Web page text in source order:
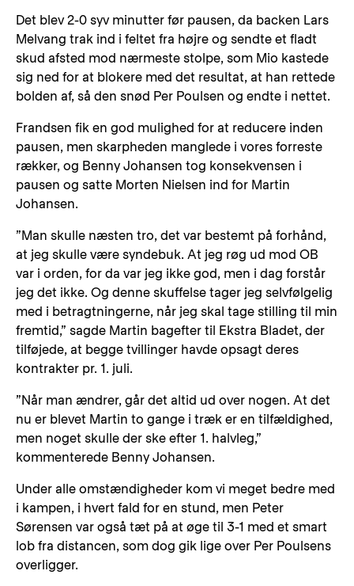
Det blev 2-0 syv minutter før pausen, da backen Lars
Melvang trak ind i feltet fra højre og sendte et fladt
skud afsted mod nærmeste stolpe, som Mio kastede
sig ned for at blokere med det resultat, at han rettede
bolden af, så den snød Per Poulsen og endte i nettet.
Frandsen fik en god mulighed for at reducere inden
pausen, men skarpheden manglede i vores forreste
rækker, og Benny Johansen tog konsekvensen i
pausen og satte Morten Nielsen ind for Martin
Johansen.
”Man skulle næsten tro, det var bestemt på forhånd,
at jeg skulle være syndebuk. At jeg røg ud mod OB
var i orden, for da var jeg ikke god, men i dag forstår
jeg det ikke. Og denne skuffelse tager jeg selvfølgelig
med i betragtningerne, når jeg skal tage stilling til min
fremtid,” sagde Martin bagefter til Ekstra Bladet, der
tilføjede, at begge tvillinger havde opsagt deres
kontrakter pr. 1. juli.
”Når man ændrer, går det altid ud over nogen. At det
nu er blevet Martin to gange i træk er en tilfældighed,
men noget skulle der ske efter 1. halvleg,”
kommenterede Benny Johansen.
Under alle omstændigheder kom vi meget bedre med
i kampen, i hvert fald for en stund, men Peter
Sørensen var også tæt på at øge til 3-1 med et smart
lob fra distancen, som dog gik lige over Per Poulsens
overligger.